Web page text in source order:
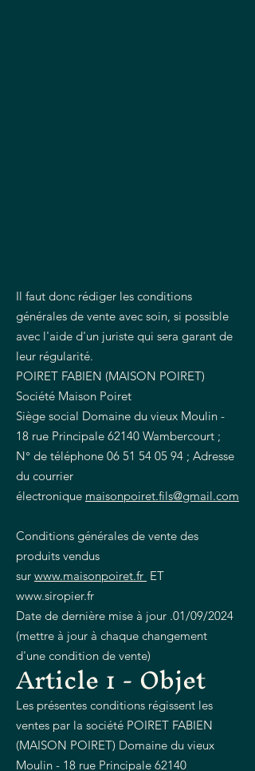
Il faut donc rédiger les conditions
générales de vente avec soin, si possible
avec l'aide d'un juriste qui sera garant de
leur régularité.
POIRET FABIEN (MAISON POIRET)
Société Maison Poiret
Siège social Domaine du vieux Moulin -
18 rue Principale 62140 Wambercourt ;
N° de téléphone 06 51 54 05 94 ; Adresse
du courrier
électronique maisonpoiret.fils@gmail.com
Conditions générales de vente des
produits vendus
sur www.maisonpoiret.fr ET
www.siropier.fr
Date de dernière mise à jour .01/09/2024
(mettre à jour à chaque changement
d'une condition de vente)
Article 1 - Objet
Les présentes conditions régissent les
ventes par la société POIRET FABIEN
(MAISON POIRET) Domaine du vieux
Moulin - 18 rue Principale 62140